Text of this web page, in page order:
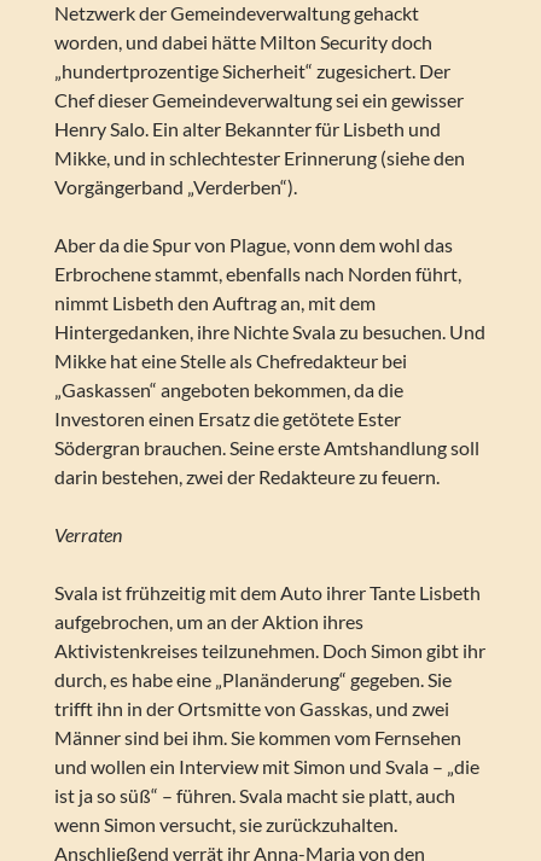
Netzwerk der Gemeindeverwaltung gehackt
worden, und dabei hätte Milton Security doch
„hundertprozentige Sicherheit“ zugesichert. Der
Chef dieser Gemeindeverwaltung sei ein gewisser
Henry Salo. Ein alter Bekannter für Lisbeth und
Mikke, und in schlechtester Erinnerung (siehe den
Vorgängerband „Verderben“).
Aber da die Spur von Plague, vonn dem wohl das
Erbrochene stammt, ebenfalls nach Norden führt,
nimmt Lisbeth den Auftrag an, mit dem
Hintergedanken, ihre Nichte Svala zu besuchen. Und
Mikke hat eine Stelle als Chefredakteur bei
„Gaskassen“ angeboten bekommen, da die
Investoren einen Ersatz die getötete Ester
Södergran brauchen. Seine erste Amtshandlung soll
darin bestehen, zwei der Redakteure zu feuern.
Verraten
Svala ist frühzeitig mit dem Auto ihrer Tante Lisbeth
aufgebrochen, um an der Aktion ihres
Aktivistenkreises teilzunehmen. Doch Simon gibt ihr
durch, es habe eine „Planänderung“ gegeben. Sie
trifft ihn in der Ortsmitte von Gasskas, und zwei
Männer sind bei ihm. Sie kommen vom Fernsehen
und wollen ein Interview mit Simon und Svala – „die
ist ja so süß“ – führen. Svala macht sie platt, auch
wenn Simon versucht, sie zurückzuhalten.
Anschließend verrät ihr Anna-Maria von den